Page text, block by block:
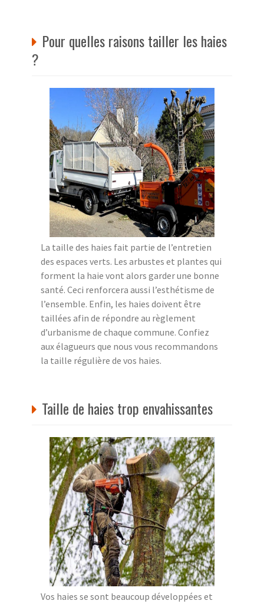
Pour quelles raisons tailler les haies
?
La taille des haies fait partie de l’entretien
des espaces verts. Les arbustes et plantes qui
forment la haie vont alors garder une bonne
santé. Ceci renforcera aussi l’esthétisme de
l’ensemble. Enfin, les haies doivent être
taillées afin de répondre au règlement
d’urbanisme de chaque commune. Confiez
aux élagueurs que nous vous recommandons
la taille régulière de vos haies.
Taille de haies trop envahissantes
Vos haies se sont beaucoup développées et